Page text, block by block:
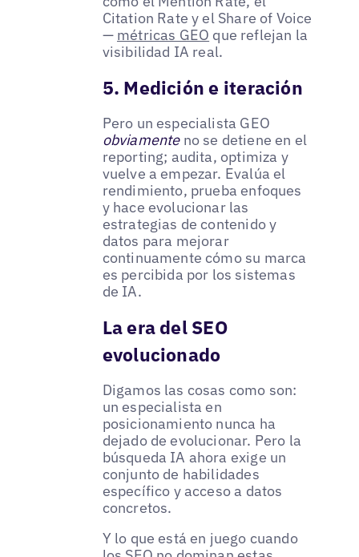
Citation Rate y el Share of Voice
— métricas GEO que reflejan la
visibilidad IA real.
5. Medición e iteración
Pero un especialista GEO
obviamenteno se detiene en el
reporting; audita, optimiza y
vuelve a empezar. Evalúa el
rendimiento, prueba enfoques
y hace evolucionar las
estrategias de contenido y
datos para mejorar
continuamente cómo su marca
es percibida por los sistemas
de IA.
La era del SEO
evolucionado
Digamos las cosas como son:
un especialista en
posicionamiento nunca ha
dejado de evolucionar. Pero la
búsqueda IA ahora exige un
conjunto de habilidades
específico y acceso a datos
concretos.
Y lo que está en juego cuando